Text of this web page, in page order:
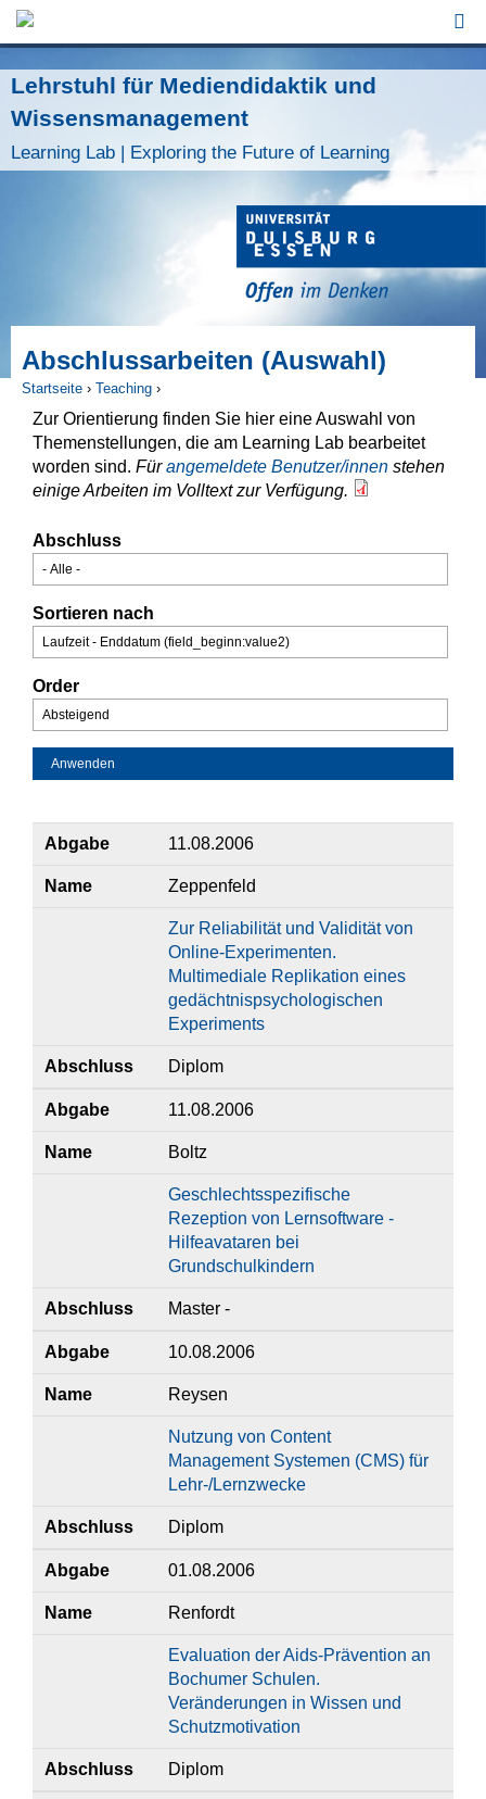
Lehrstuhl für Mediendidaktik und
Wissensmanagement
Learning Lab | Exploring the Future of Learning
Abschlussarbeiten (Auswahl)
Sie sind hier
Startseite › Teaching ›
Zur Orientierung finden Sie hier eine Auswahl von
Themenstellungen, die am Learning Lab bearbeitet
worden sind. Fürangemeldete Benutzer/innen stehen
einige Arbeiten im Volltext zur Verfügung.
Abschluss
Sortieren nach
Order
Abgabe 11.08.2006
Name Zeppenfeld
Zur Reliabilität und Validität von
Online-Experimenten.
Multimediale Replikation eines
gedächtnispsychologischen
Experiments
Abschluss Diplom
Abgabe 11.08.2006
Name Boltz
Geschlechtsspezifische
Rezeption von Lernsoftware -
Hilfeavataren bei
Grundschulkindern
Abschluss Master -
Abgabe 10.08.2006
Name Reysen
Nutzung von Content
Management Systemen (CMS) für
Lehr-/Lernzwecke
Abschluss Diplom
Abgabe 01.08.2006
Name Renfordt
Evaluation der Aids-Prävention an
Bochumer Schulen.
Veränderungen in Wissen und
Schutzmotivation
Abschluss Diplom